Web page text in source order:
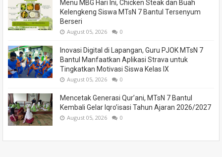
Menu MBG Hari Ini, Chicken Steak dan Buah
Kelengkeng Siswa MTsN 7 Bantul Tersenyum
Berseri
August 05, 2026 0
Inovasi Digital di Lapangan, Guru PJOK MTsN 7
Bantul Manfaatkan Aplikasi Strava untuk
Tingkatkan Motivasi Siswa Kelas IX
August 05, 2026 0
Mencetak Generasi Qur’ani, MTsN 7 Bantul
Kembali Gelar Iqro’isasi Tahun Ajaran 2026/2027
August 05, 2026 0